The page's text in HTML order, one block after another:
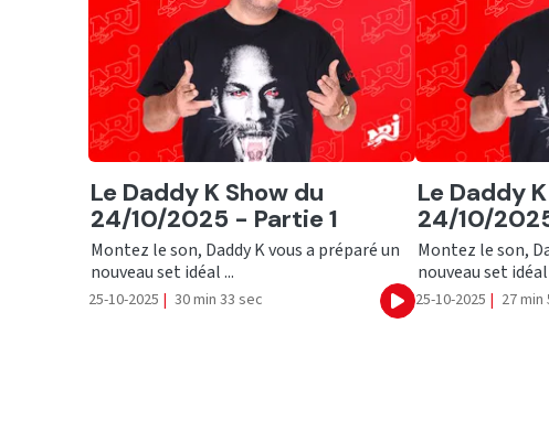
Ecouter
Le Daddy K Show du
24/10/2025 - Partie 1
Montez le son, Daddy K vous a préparé un
nouveau set idéal ...
25-10-2025 | 30 min 33 sec Ecouter
Ecouter
Le Daddy
24/10/
Montez le son,
nouveau set idéal
25-10-2025 | 27 min